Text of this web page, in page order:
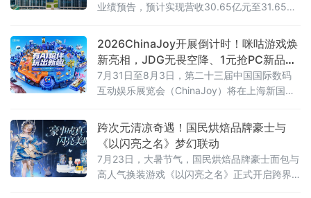
业绩预告，预计实现营收30.65亿元至31.65亿
其他相关影响后，核心经营净利润仍有1.55亿
元至2.55亿元。
2026ChinaJoy开展倒计时！咪咕游戏焕
新亮相，JDG无畏空降、1元抢PC新品等
你来
7月31日至8月3日，第二十三届中国国际数码
互动娱乐展览会（ChinaJoy）将在上海新国际
新升级的“咪咕游戏”品牌重磅亮相，锚定“高品
质益智健康游戏社区”全新定位，以精品游戏体
验、AI科技创新、趣味互动福利与电竞演艺活
动，为玩家打造一站式沉浸式逛展体验。
跨次元清凉奇遇！国民烘焙品牌豪士与
《以闪亮之名》梦幻联动
7月23日，大暑节气，国民烘焙品牌豪士面包与
高人气换装游戏《以闪亮之名》正式开启跨界